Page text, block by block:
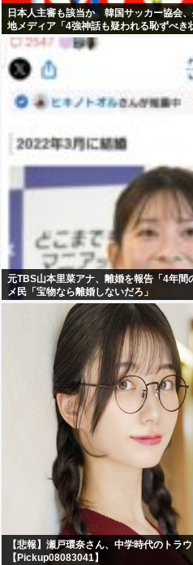
日本人主審も該当か 韓国サッカー協会
地メディア「4強神話も疑われる恥ずべ
元TBS山本里菜アナ、離婚を報告「4年
メ民「宝物なら離婚しないだろ」
【悲報】瀬戸環奈さん、中学時代のトラ
【Pickup08083041】